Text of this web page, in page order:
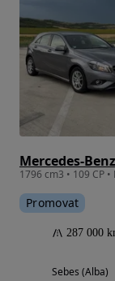
Mercedes-
1796 cm3 • 109 CP
Promovat
287 000
Sebes (Alba)